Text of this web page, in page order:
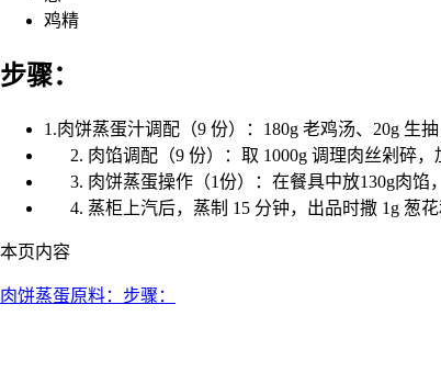
鸡精
步骤：
1.肉饼蒸蛋汁调配（9 份）：180g 老鸡汤、20g 生抽
肉馅调配（9 份）：取 1000g 调理肉丝剁碎
肉饼蒸蛋操作（1份）：在餐具中放130g肉馅
蒸柜上汽后，蒸制 15 分钟，出品时撒 1g 葱花
本页内容
肉饼蒸蛋原料： 步骤：